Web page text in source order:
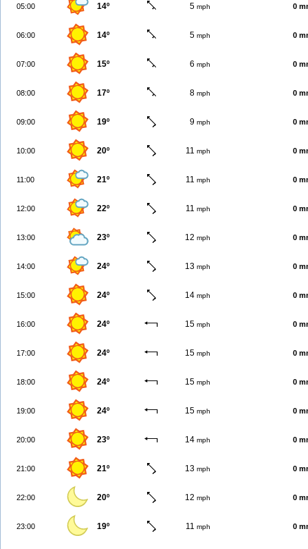
05:00 14º 5 mph 0
06:00 14º 5 mph 0
07:00 15º 6 mph 0
08:00 17º 8 mph 0
09:00 19º 9 mph 0
10:00 20º 11 mph 0
11:00 21º 11 mph 0
12:00 22º 11 mph 0
13:00 23º 12 mph 0
14:00 24º 13 mph 0
15:00 24º 14 mph 0
16:00 24º 15 mph 0
17:00 24º 15 mph 0
18:00 24º 15 mph 0
19:00 24º 15 mph 0
20:00 23º 14 mph 0
21:00 21º 13 mph 0
22:00 20º 12 mph 0
23:00 19º 11 mph 0